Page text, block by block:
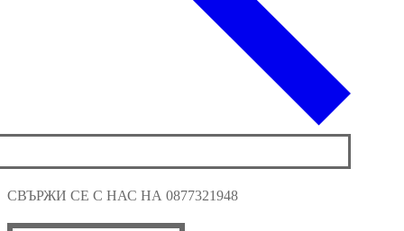
СВЪРЖИ СЕ С НАС НА 0877321948